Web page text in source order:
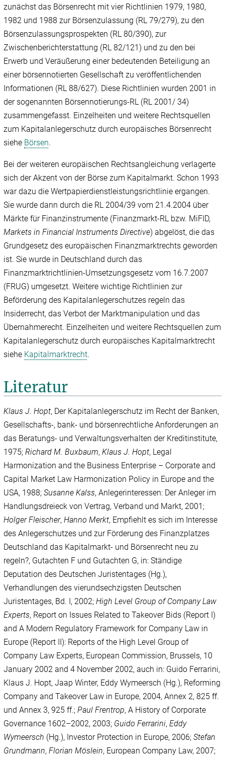
zunächst das Börsenrecht mit vier Richtlinien 1979, 1980,
1982 und 1988 zur Börsenzulassung (RL 79/‌279), zu den
Börsenzulassungsprospekten (RL 80/‌390), zur
Zwischenberichterstattung (RL 82/‌121) und zu den bei
Erwerb und Veräußerung einer bedeutenden Beteiligung an
einer börsennotierten Gesellschaft zu veröffentlichenden
Informationen (RL 88/‌627). Diese Richtlinien wurden 2001 in
der sogenannten Börsennotierungs-RL (RL 2001/‌ 34)
zusammengefasst. Einzelheiten und weitere Rechtsquellen
zum Kapitalanlegerschutz durch europäisches Börsenrecht
siehe Börsen.
Bei der weiteren europäischen Rechtsangleichung verlagerte
sich der Akzent von der Börse zum Kapitalmarkt. Schon 1993
war dazu die Wertpapierdienstleistungsrichtlinie ergangen.
Sie wurde dann durch die RL 2004/‌39 vom 21.4.2004 über
Märkte für Finanzinstrumente (Finanzmarkt-RL bzw. MiFID,
Markets in Financial Instruments Directive) abgelöst, die das
Grundgesetz des europäischen Finanzmarktrechts geworden
ist. Sie wurde in Deutschland durch das
Finanzmarktrichtlinien-Umsetzungsgesetz vom 16.7.2007
(FRUG) umgesetzt. Weitere wichtige Richtlinien zur
Beförderung des Kapitalanlegerschutzes regeln das
Insiderrecht, das Verbot der Marktmanipulation und das
Übernahmerecht. Einzelheiten und weitere Rechtsquellen zum
Kapitalanlegerschutz durch europäisches Kapitalmarktrecht
siehe Kapitalmarktrecht.
Literatur
Klaus J. Hopt, Der Kapitalanlegerschutz im Recht der Banken,
Gesellschafts-, bank- und börsenrechtliche Anforderungen an
das Beratungs- und Verwaltungsverhalten der Kreditinstitute,
1975;Richard M. Buxbaum,Klaus J. Hopt, Legal
Harmonization and the Business Enterprise – Corporate and
Capital Market Law Harmonization Policy in Europe and the
USA, 1988;Susanne Kalss, Anlegerinteressen: Der Anleger im
Handlungsdreieck von Vertrag, Verband und Markt, 2001;
Holger Fleischer,Hanno Merkt, Empfiehlt es sich im Interesse
des Anlegerschutzes und zur Förderung des Finanzplatzes
Deutschland das Kapitalmarkt- und Börsenrecht neu zu
regeln?, Gutachten F und Gutachten G, in: Ständige
Deputation des Deutschen Juristentages (Hg.),
Verhandlungen des vierundsechzigsten Deutschen
Juristentages, Bd. I, 2002;High Level Group of Company Law
Experts, Report on Issues Related to Takeover Bids (Report I)
and A Modern Regulatory Framework for Company Law in
Europe (Report II): Reports of the High Level Group of
Company Law Experts, European Commission, Brussels, 10
January 2002 and 4 November 2002, auch in: Guido Ferrarini,
Klaus J. Hopt, Jaap Winter, Eddy Wymeersch (Hg.), Reforming
Company and Takeover Law in Europe, 2004, Annex 2, 825 ff.
und Annex 3, 925 ff.;Paul Frentrop, A History of Corporate
Governance 1602–2002, 2003; Guido Ferrarini, Eddy
Wymeersch (Hg.), Investor Protection in Europe, 2006;Stefan
Grundmann,Florian Möslein, European Company Law, 2007;